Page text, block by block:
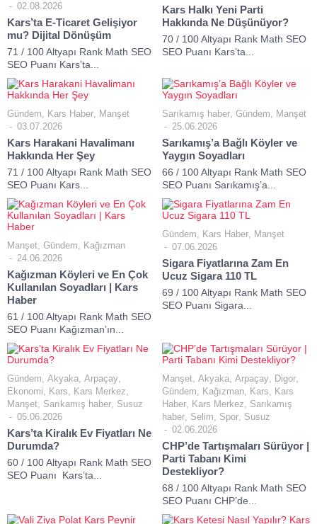
02.08.2026
Kars’ta E-Ticaret Gelişiyor
mu? Dijital Dönüşüm
71 / 100 Altyapı Rank Math SEO
SEO Puanı Kars’ta...
Kars Halkı Yeni Parti
Hakkında Ne Düşünüyor?
70 / 100 Altyapı Rank Math SEO
SEO Puanı Kars’ta...
Gündem, Kars Haber, Manşet
03.07.2026
Kars Harakani Havalimanı
Hakkında Her Şey
71 / 100 Altyapı Rank Math SEO
SEO Puanı Kars...
Sarıkamış haber, Gündem, Manşet
25.06.2026
Sarıkamış’a Bağlı Köyler ve
Yaygın Soyadları
66 / 100 Altyapı Rank Math SEO
SEO Puanı Sarıkamış’a...
Manşet, Gündem, Kağızman
24.06.2026
Kağızman Köyleri ve En Çok
Kullanılan Soyadları | Kars
Haber
61 / 100 Altyapı Rank Math SEO
SEO Puanı Kağızman’ın...
Gündem, Kars Haber, Manşet
07.06.2026
Sigara Fiyatlarına Zam En
Ucuz Sigara 110 TL
69 / 100 Altyapı Rank Math SEO
SEO Puanı Sigara...
Gündem, Akyaka, Arpaçay,
Ekonomi, Kars, Kars Merkez,
Manşet, Sarıkamış haber, Susuz
05.06.2026
Kars’ta Kiralık Ev Fiyatları Ne
Durumda?
60 / 100 Altyapı Rank Math SEO
SEO Puanı Kars’ta...
Manşet, Akyaka, Arpaçay, Digor,
Gündem, Kağızman, Kars, Kars
Haber, Kars Merkez, Sarıkamış
haber, Selim, Spor, Susuz
02.06.2026
CHP’de Tartışmaları Sürüyor |
Parti Tabanı Kimi
Destekliyor?
68 / 100 Altyapı Rank Math SEO
SEO Puanı CHP’de...